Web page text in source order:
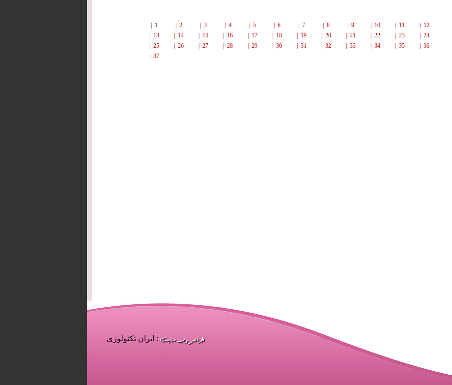
| 1 | 2 | 3 | 4 | 5 | 6 | 7 | 8 | 9 | 10 | 11
| 12
| 13
| 14 | 15 | 16 | 17 | 18 | 19 | 20 | 21 | 22 | 23
| 24
| 25
| 26 | 27 | 28 | 29 | 30 | 31 | 32 | 33 | 34 | 35
| 36
| 37
: ایران تکنولوژی